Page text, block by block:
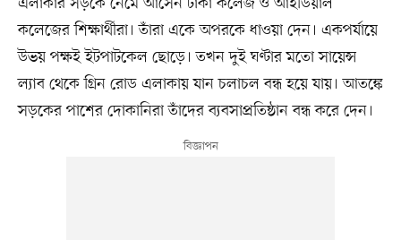
কলেজের শিক্ষার্থীরা। তাঁরা একে অপরকে ধাওয়া দেন। একপর্যায়ে
উভয় পক্ষই ইটপাটকেল ছোড়ে। তখন দুই ঘণ্টার মতো সায়েন্স
ল্যাব থেকে গ্রিন রোড এলাকায় যান চলাচল বন্ধ হয়ে যায়। আতঙ্কে
সড়কের পাশের দোকানিরা তাঁদের ব্যবসাপ্রতিষ্ঠান বন্ধ করে দেন।